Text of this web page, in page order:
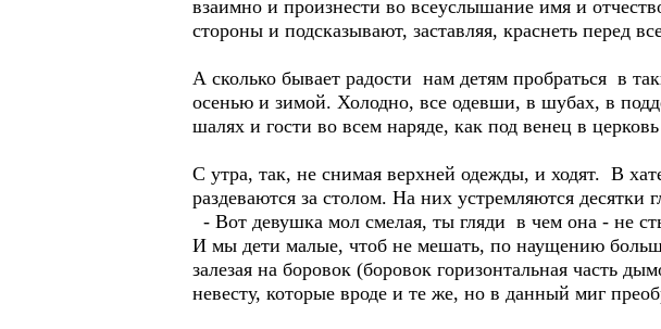
взаимно и произнести во всеуслышание имя и
стороны и подсказывают, заставляя, краснеть перед
А сколько бывает радости нам детям пробраться в
осенью и зимой. Холодно, все одевши, в шубах, в
шалях и гости во всем наряде, как под венец в
С утра, так, не снимая верхней одежды, и ходят. В
раздеваются за столом. На них устремляются десятки
- Вот девушка мол смелая, ты гляди в чем она - не
И мы дети малые, чтоб не мешать, по наущению
залезая на боровок (боровок горизонтальная часть
невесту, которые вроде и те же, но в данный миг